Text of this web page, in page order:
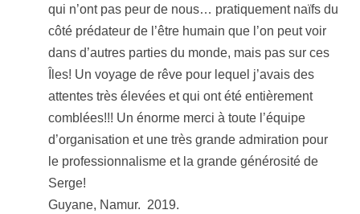
qui n’ont pas peur de nous… pratiquement naïfs du
côté prédateur de l’être humain que l’on peut voir
dans d’autres parties du monde, mais pas sur ces
Îles! Un voyage de rêve pour lequel j’avais des
attentes très élevées et qui ont été entièrement
comblées!!! Un énorme merci à toute l’équipe
d’organisation et une très grande admiration pour
le professionnalisme et la grande générosité de
Serge!
Guyane, Namur. 2019.